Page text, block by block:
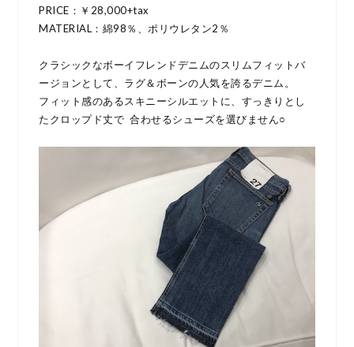
PRICE：￥28,000+tax
MATERIAL：綿98％、ポリウレタン2％
クラシックなボーイフレンドデニムのスリムフィットバ
ージョンとして、ラグ＆ボーンの人気を誇るデニム。
フィット感のあるスキニーシルエットに、すっきりとし
たクロップド丈で 合わせるシューズを選びません○